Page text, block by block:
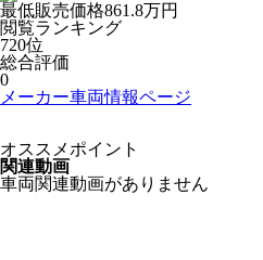
最低販売価格861.8万円
閲覧ランキング
720位
総合評価
0
メーカー車両情報ページ
オススメポイント
関連動画
車両関連動画がありません